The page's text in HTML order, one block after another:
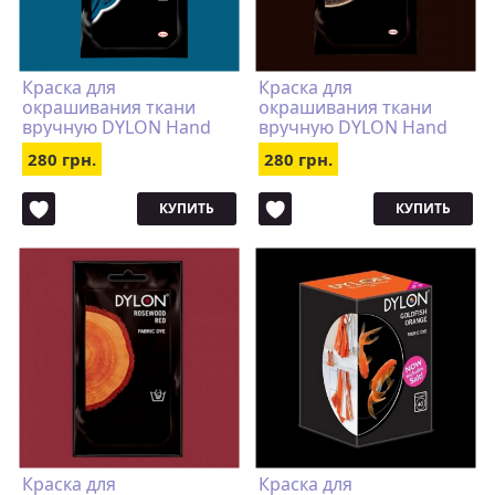
Краска для
окрашивания ткани
вручную DYLON Hand
Use Navy Blue
280 грн.
КУПИТЬ
Краска для
окрашивания ткани
вручную DYLON Hand
Use Espresso Brown
280 грн.
КУПИТЬ
Краска для
Краска для